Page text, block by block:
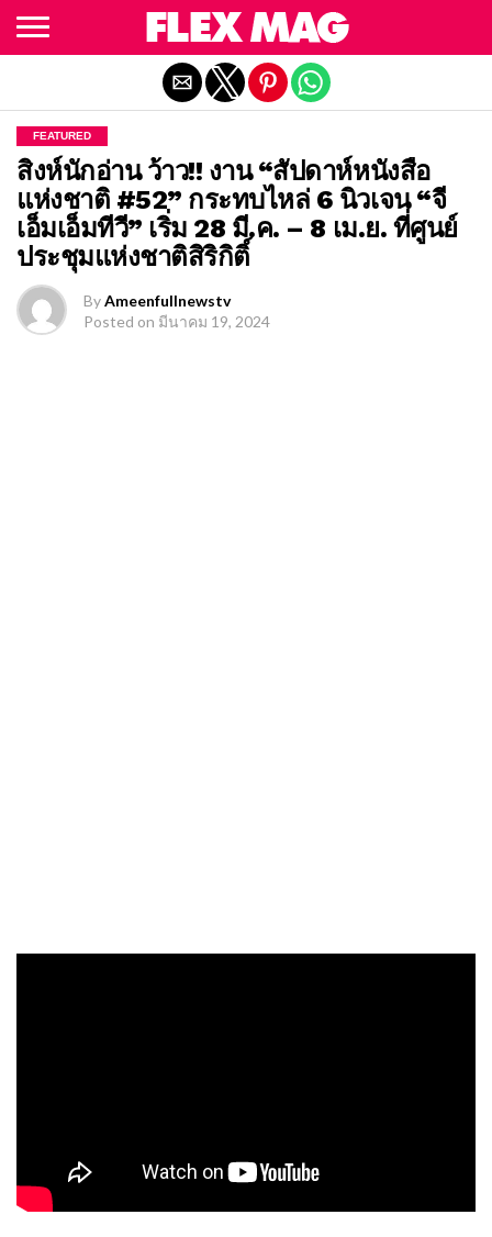
FEATURED
สิงห์นักอ่าน ว้าว!! งาน “สัปดาห์หนังสือ
แห่งชาติ #52” กระทบไหล่ 6 นิวเจน “จี
เอ็มเอ็มทีวี” เริ่ม 28 มี.ค. – 8 เม.ย. ที่ศูนย์
ประชุมแห่งชาติสิริกิติ์
ByAmeenfullnewstv
Posted on มีนาคม 19, 2024
Exit mobile version